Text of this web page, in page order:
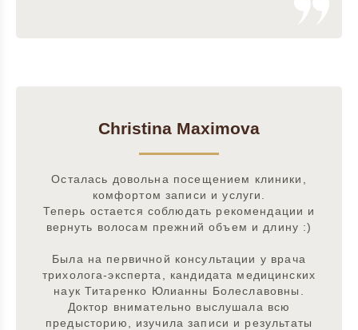
Christina Maximova
Осталась довольна посещением клиники,
комфортом записи и услуги.
Теперь остается соблюдать рекомендации и
вернуть волосам прежний объем и длину :)
Была на первичной консультации у врача
трихолога-эксперта, кандидата медицинских
наук Титаренко Юлианны Болеславовны.
Доктор внимательно выслушала всю
предысторию, изучила записи и результаты